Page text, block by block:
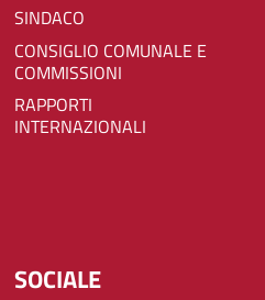
SINDACO
CONSIGLIO COMUNALE E
COMMISSIONI
RAPPORTI
INTERNAZIONALI
SOCIALE